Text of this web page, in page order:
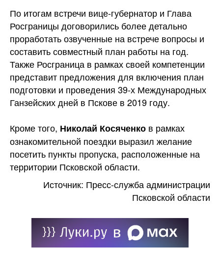
По итогам встречи вице-губернатор и Глава
Росграницы договорились более детально
проработать озвученные на встрече вопросы и
составить совместный план работы на год.
Также Росграница в рамках своей компетенции
представит предложения для включения план
подготовки и проведения 39-х Международных
Ганзейских дней в Пскове в 2019 году.
Кроме того, Николай Косяченко в рамках
ознакомительной поездки выразил желание
посетить пункты пропуска, расположенные на
территории Псковской области.
Источник: Пресс-служба администрации
Псковской области